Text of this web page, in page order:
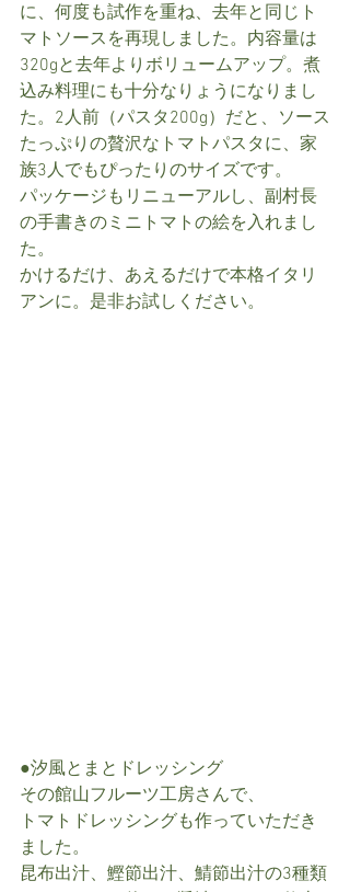
に、何度も試作を重ね、去年と同じト
マトソースを再現しました。内容量は
320gと去年よりボリュームアップ。煮
込み料理にも十分なりょうになりまし
た。2人前（パスタ200g）だと、ソース
たっぷりの贅沢なトマトパスタに、家
族3人でもぴったりのサイズです。
パッケージもリニューアルし、副村長
の手書きのミニトマトの絵を入れまし
た。
かけるだけ、あえるだけで本格イタリ
アンに。是非お試しください。
●汐風とまとドレッシング
その館山フルーツ工房さんで、
トマトドレッシングも作っていただき
ました。
昆布出汁、鰹節出汁、鯖節出汁の3種類